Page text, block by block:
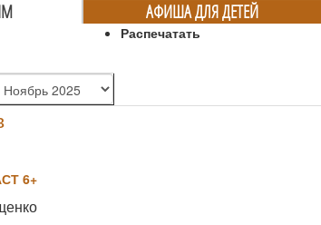
АФИША ДЛЯ ДЕТЕЙ
Распечатать
6+